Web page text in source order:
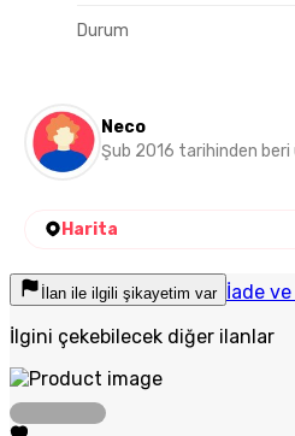
Durum
Neco
Şub 2016 tarihinden beri
Harita
İlan ile ilgili şikayetim var İade ve
İlgini çekebilecek diğer ilanlar